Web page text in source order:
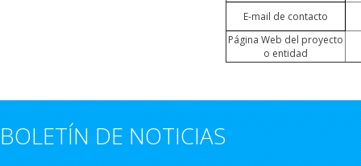
E-mail de contacto
Página Web del proyecto
o entidad
BOLETÍN DE NOTICIAS